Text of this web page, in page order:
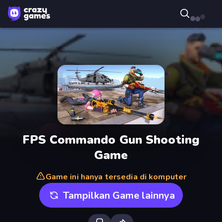
FPS Commando Gun Shooting
Game
Game ini hanya tersedia di komputer
Tampilkan Game lainnya